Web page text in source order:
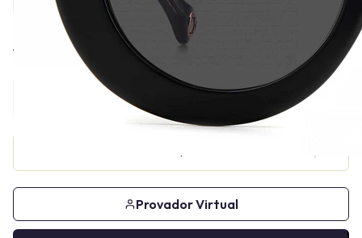
Tamanho
Provador Virtual